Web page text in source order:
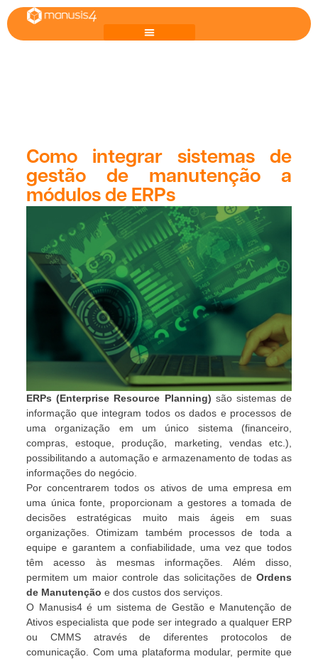
Como integrar sistemas de
gestão de manutenção a
módulos de ERPs
ERPs (Enterprise Resource Planning) são sistemas de
informação que integram todos os dados e processos de
uma organização em um único sistema (financeiro,
compras, estoque, produção, marketing, vendas etc.),
possibilitando a automação e armazenamento de todas as
informações do negócio.
Por concentrarem todos os ativos de uma empresa em
uma única fonte, proporcionam a gestores a tomada de
decisões estratégicas muito mais ágeis em suas
organizações. Otimizam também processos de toda a
equipe e garantem a confiabilidade, uma vez que todos
têm acesso às mesmas informações. Além disso,
permitem um maior controle das solicitações de Ordens
de Manutenção e dos custos dos serviços.
O Manusis4 é um sistema de Gestão e Manutenção de
Ativos especialista que pode ser integrado a qualquer ERP
ou CMMS através de diferentes protocolos de
comunicação. Com uma plataforma modular, permite que